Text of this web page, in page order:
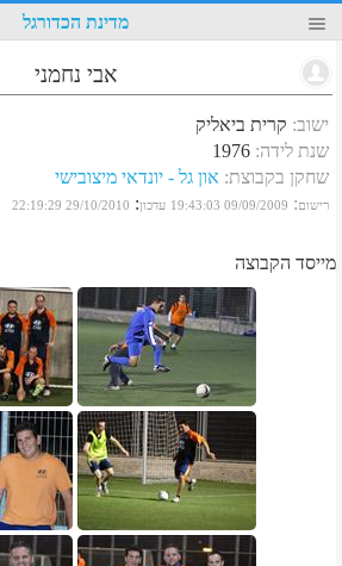
מדינת הכדורגל
אבי נחמני
ישוב: קרית ביאליק
שנת לידה:
1976
שחקן בקבוצת: און גל - יונדאי מיצובישי
רישום:
09/09/2009 19:43:03 עדכון:
29/10/2010 22:19:29
מייסד הקבוצה